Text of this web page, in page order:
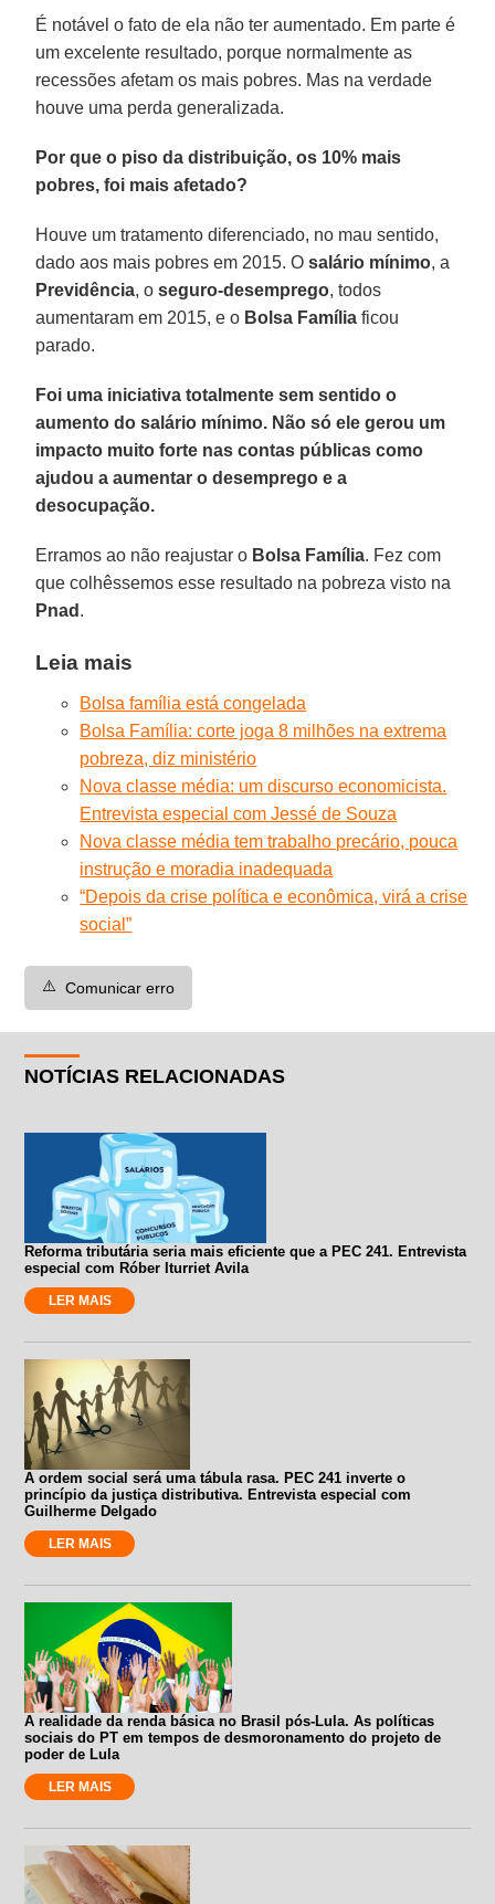
É notável o fato de ela não ter aumentado. Em parte é
um excelente resultado, porque normalmente as
recessões afetam os mais pobres. Mas na verdade
houve uma perda generalizada.
Por que o piso da distribuição, os 10% mais
pobres, foi mais afetado?
Houve um tratamento diferenciado, no mau sentido,
dado aos mais pobres em 2015. Osalário mínimo, a
Previdência, oseguro-desemprego, todos
aumentaram em 2015, e o Bolsa Família ficou
parado.
Foi uma iniciativa totalmente sem sentido o
aumento do salário mínimo. Não só ele gerou um
impacto muito forte nas contas públicas como
ajudou a aumentar o desemprego e a
desocupação.
Erramos ao não reajustar o Bolsa Família. Fez com
que colhêssemos esse resultado na pobreza visto na
Pnad .
Leia mais
Bolsa família está congelada
Bolsa Família: corte joga 8 milhões na extrema
pobreza, diz ministério
Nova classe média: um discurso economicista.
Entrevista especial com Jessé de Souza
Nova classe média tem trabalho precário, pouca
instrução e moradia inadequada
“Depois da crise política e econômica, virá a crise
social”
⚠️ Comunicar erro
NOTÍCIAS RELACIONADAS
Reforma tributária seria mais eficiente que a PEC 241. Entrevista
especial com Róber Iturriet Avila
LER MAIS
A ordem social será uma tábula rasa. PEC 241 inverte o
princípio da justiça distributiva. Entrevista especial com
Guilherme Delgado
LER MAIS
A realidade da renda básica no Brasil pós-Lula. As políticas
sociais do PT em tempos de desmoronamento do projeto de
poder de Lula
LER MAIS